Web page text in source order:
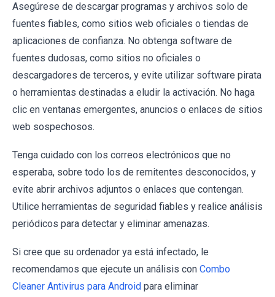
Asegúrese de descargar programas y archivos solo de
fuentes fiables, como sitios web oficiales o tiendas de
aplicaciones de confianza. No obtenga software de
fuentes dudosas, como sitios no oficiales o
descargadores de terceros, y evite utilizar software pirata
o herramientas destinadas a eludir la activación. No haga
clic en ventanas emergentes, anuncios o enlaces de sitios
web sospechosos.
Tenga cuidado con los correos electrónicos que no
esperaba, sobre todo los de remitentes desconocidos, y
evite abrir archivos adjuntos o enlaces que contengan.
Utilice herramientas de seguridad fiables y realice análisis
periódicos para detectar y eliminar amenazas.
Si cree que su ordenador ya está infectado, le
recomendamos que ejecute un análisis con Combo
Cleaner Antivirus para Android para eliminar